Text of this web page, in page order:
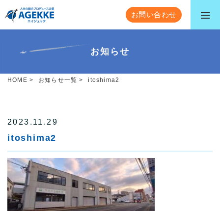
お問い合わせ
お知らせ
HOME > お知らせ一覧 > itoshima2
2023.11.29
itoshima2